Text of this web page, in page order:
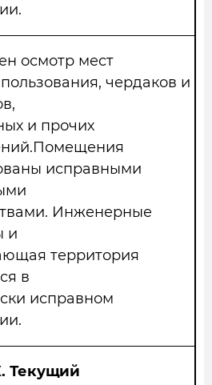
осмотр мест
чердаков и
и прочих
исправными
Инженерные
и
территория
в
исправном
Текущий